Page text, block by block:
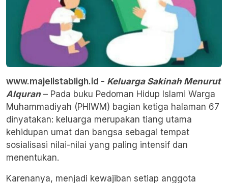
www.majelistabligh.id - Keluarga Sakinah Menurut
Alquran – Pada buku Pedoman Hidup Islami Warga
Muhammadiyah (PHIWM) bagian ketiga halaman 67
dinyatakan: keluarga merupakan tiang utama
kehidupan umat dan bangsa sebagai tempat
sosialisasi nilai-nilai yang paling intensif dan
menentukan.
Karenanya, menjadi kewajiban setiap anggota